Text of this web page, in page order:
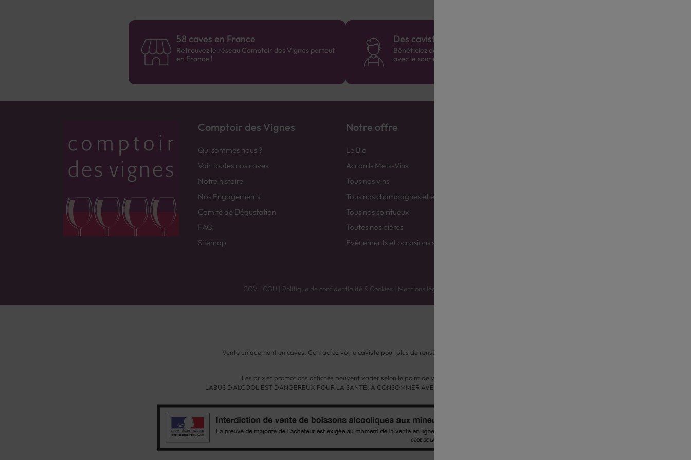
58 caves en France
Retrouvez le réseau Comptoir des Vignes partout
en France !
Des cavistes à votre écoute
Bénéficiez de conseils sur-mesure et repartez
avec le sourire :)
Comptoir des Vignes
Qui sommes nous ?
Voir toutes nos caves
Notre histoire
Nos Engagements
Comité de Dégustation
FAQ
Sitemap
Notre offre
Le Bio
Accords Mets-Vins
Tous nos vins
Tous nos champagnes et efferverscents
Tous nos spiritueux
Toutes nos bières
Evénements et occasions spéciales
CGV | CGU | Politique de confidentialité & Cookies | Mentions légales
Vente uniquement en caves. Contactez votre caviste pour plus de renseignements.
Les prix et promotions affichés peuvent varier selon le point de vente.
L'ABUS D'ALCOOL EST DANGEREUX POUR LA SANTÉ, À CONSOMMER AVEC MODÉRATION.